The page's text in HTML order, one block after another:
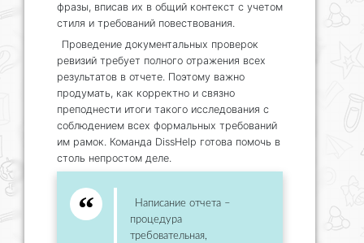
фразы, вписав их в общий контекст с учетом
стиля и требований повествования.
Проведение документальных проверок
ревизий требует полного отражения всех
результатов в отчете. Поэтому важно
продумать, как корректно и связно
преподнести итоги такого исследования с
соблюдением всех формальных требований
им рамок. Команда DissHelp готова помочь в
столь непростом деле.
Написание отчета –
процедура
требовательная,